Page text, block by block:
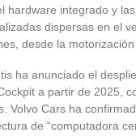
hardware integrado y
dispersas en el
desde la
ha anunciado el
a partir de 2025,
Volvo Cars ha
de “computadora